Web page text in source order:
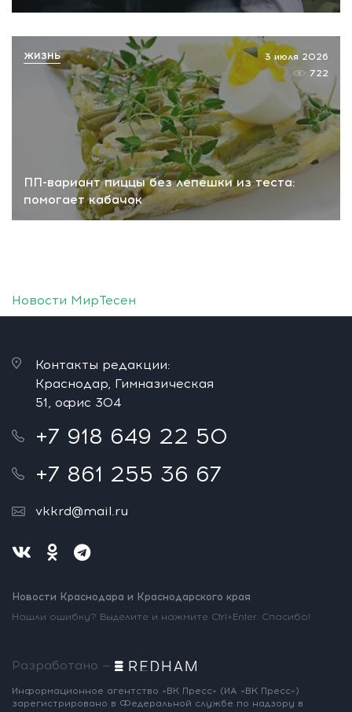
ПП-вариант пиццы без лепешки из теста:
помогает кабачок
3 июля 2026
722
ЖИЗНЬ
Новости МирТесен
Контакты редакции:
Краснодар, Гимназическая
51, офис 304
+7 918 649 22 50
+7 861 255 36 67
vkkrd@mail.ru
Новости Краснодара и Краснодарского края
Нашли ошибку? Выделите и нажмите Ctrl+Enter. Спасибо!
Разработано —
Информационное агентство «ВК Пресс» (ИА «ВК Пресс»)
зарегистрировано в Федеральной службе по надзору в